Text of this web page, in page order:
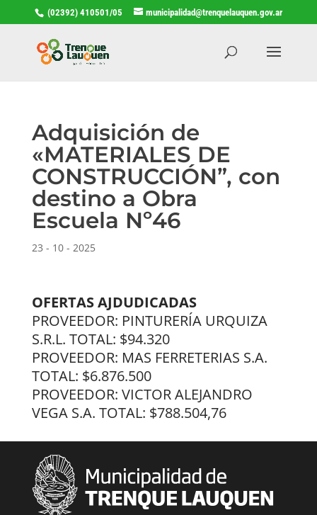
(02392) 410501/05 municipalidad@trenquelauquen.gov.ar
Adquisición de
«MATERIALES DE
CONSTRUCCIÓN”, con
destino a Obra
Escuela Nº46
23 - 10 - 2025
OFERTAS AJDUDICADAS
PROVEEDOR: PINTURERÍA URQUIZA
S.R.L. TOTAL: $94.320
PROVEEDOR: MAS FERRETERIAS S.A.
TOTAL: $6.876.500
PROVEEDOR: VICTOR ALEJANDRO
VEGA S.A. TOTAL: $788.504,76